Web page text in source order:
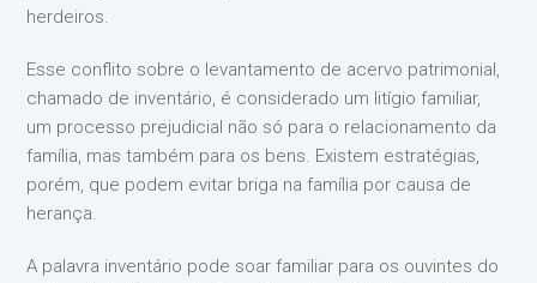
herdeiros.
Esse conflito sobre o levantamento de acervo patrimonial,
chamado de inventário, é considerado um litígio familiar,
um processo prejudicial não só para o relacionamento da
família, mas também para os bens. Existem estratégias,
porém, que podem evitar briga na família por causa de
herança.
A palavra inventário pode soar familiar para os ouvintes do